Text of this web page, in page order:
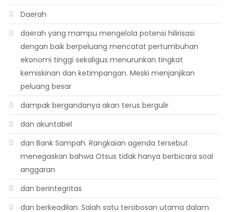
Daerah
daerah yang mampu mengelola potensi hilirisasi
dengan baik berpeluang mencatat pertumbuhan
ekonomi tinggi sekaligus menurunkan tingkat
kemiskinan dan ketimpangan. Meski menjanjikan
peluang besar
dampak bergandanya akan terus bergulir
dan akuntabel
dan Bank Sampah. Rangkaian agenda tersebut
menegaskan bahwa Otsus tidak hanya berbicara soal
anggaran
dan berintegritas
dan berkeadilan. Salah satu terobosan utama dalam